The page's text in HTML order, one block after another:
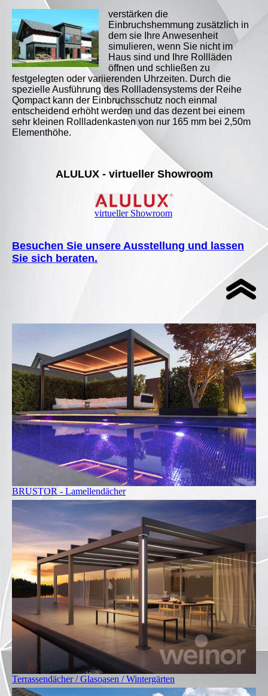
verstärken die
Einbruchshemmung zusätzlich in
dem sie Ihre Anwesenheit
simulieren, wenn Sie nicht im
Haus sind und Ihre Rollläden
öffnen und schließen zu
festgelegten oder variierenden Uhrzeiten. Durch die
spezielle Ausführung des Rollladensystems der Reihe
Qompact kann der Einbruchsschutz noch einmal
entscheidend erhöht werden und das dezent bei einem
sehr kleinen Rollladenkasten von nur 165 mm bei 2,50m
Elementhöhe.
ALULUX - virtueller Showroom
virtueller Showroom
Besuchen Sie unsere Ausstellung und lassen
Sie sich beraten.
BRUSTOR - Lamellendächer
Terrassendächer / Glasoasen / Wintergärten